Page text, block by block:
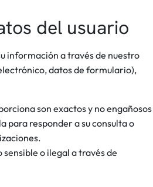
del usuario
información a través de nuestro
datos de formulario),
son exactos y no engañosos
para responder a su consulta o
o ilegal a través de